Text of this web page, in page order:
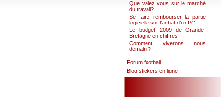
Que valez vous sur le marché
du travail?
Se faire rembourser la partie
logicielle sur l’achat d’un PC
Le budget 2009 de Grande-
Bretagne en chiffres
Comment viverons nous
demain ?
Forum football
Blog stickers en ligne